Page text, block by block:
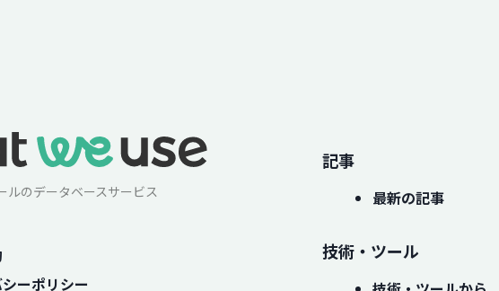
ルのデータベースサービス
ーポリシー
記事
最新の記事
技術・ツール